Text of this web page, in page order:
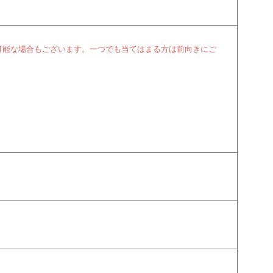
な場合もございます。一つでも当てはまる方は前向きにご